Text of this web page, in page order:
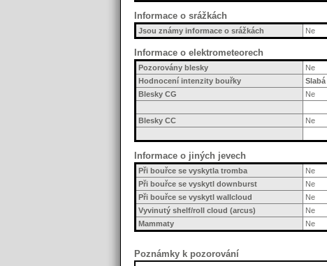
Informace o srážkách
Jsou známy informace o srážkách Ne
Informace o elektrometeorech
Pozorovány blesky Ne
Hodnocení intenzity bouřky
Slabá
Blesky CG
Ne
Blesky CC
Ne
Informace o jiných jevech
Při bouřce se vyskytla tromba Ne
Při bouřce se vyskytl downburst
Ne
Při bouřce se vyskytl wallcloud
Ne
Vyvinutý shelf/roll cloud (arcus)
Ne
Mammaty
Ne
Poznámky k pozorování